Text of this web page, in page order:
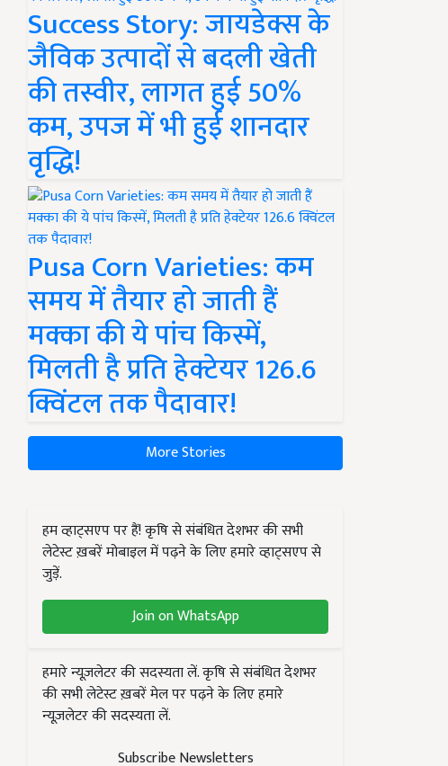
Success Story: जायडेक्स के
जैविक उत्पादों से बदली खेती
की तस्वीर, लागत हुई 50%
कम, उपज में भी हुई शानदार
वृद्धि!
Pusa Corn Varieties: कम
समय में तैयार हो जाती हैं
मक्का की ये पांच किस्में,
मिलती है प्रति हेक्टेयर 126.6
क्विंटल तक पैदावार!
More Stories
हम व्हाट्सएप पर हैं! कृषि से संबंधित देशभर की सभी
लेटेस्ट ख़बरें मोबाइल में पढ़ने के लिए हमारे व्हाट्सएप से
जुड़ें.
Join on WhatsApp
हमारे न्यूज़लेटर की सदस्यता लें. कृषि से संबंधित देशभर
की सभी लेटेस्ट ख़बरें मेल पर पढ़ने के लिए हमारे
न्यूज़लेटर की सदस्यता लें.
Subscribe Newsletters